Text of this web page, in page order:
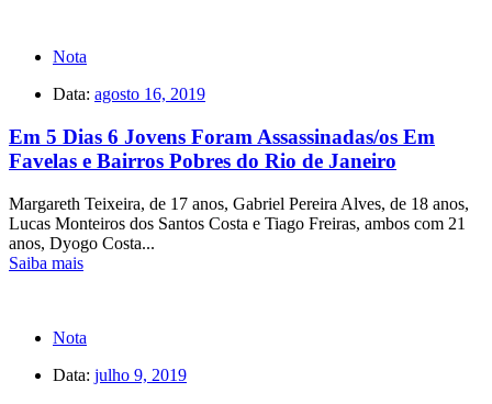
Nota
Data: agosto 16, 2019
Em 5 Dias 6 Jovens Foram Assassinadas/os Em
Favelas e Bairros Pobres do Rio de Janeiro
Margareth Teixeira, de 17 anos, Gabriel Pereira Alves, de 18 anos,
Lucas Monteiros dos Santos Costa e Tiago Freiras, ambos com 21
anos, Dyogo Costa...
Saiba mais
Nota
Data: julho 9, 2019